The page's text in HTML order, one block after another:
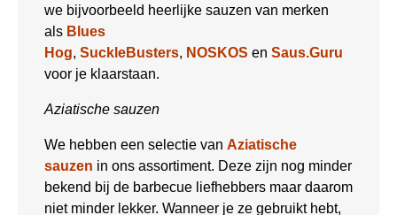
we bijvoorbeeld heerlijke sauzen van merken
als Blues
Hog, SuckleBusters, NOSKOS en Saus.Guru
voor je klaarstaan.
Aziatische sauzen
We hebben een selectie van Aziatische
sauzen in ons assortiment. Deze zijn nog minder
bekend bij de barbecue liefhebbers maar daarom
niet minder lekker. Wanneer je ze gebruikt hebt,